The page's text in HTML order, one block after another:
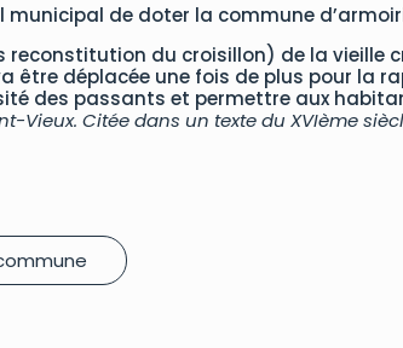
municipal de doter la commune
du croisillon) de la vieille
être déplacée une fois de plus pour la
des passants et permettre aux
Vieux. Citée dans un texte du XVIème